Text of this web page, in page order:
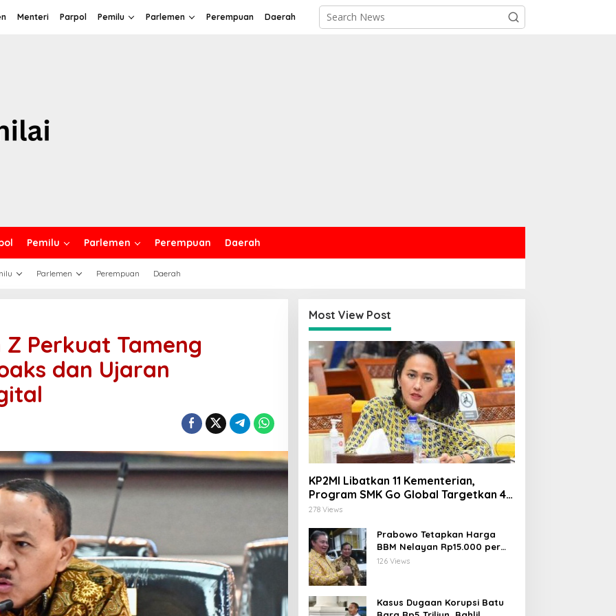
Menteri Parpol Pemilu Parlemen Perempuan Daerah
Pemilu Parlemen Perempuan Daerah
Parlemen Perempuan Daerah
Z Perkuat Tameng
dan Ujaran
Most View Post
KP2MI Libatkan 11 Kementerian,
Program SMK Go Global Targetkan 40
Ribu Peserta Tahun Ini
278 Views
Prabowo Tetapkan Harga
BBM Nelayan Rp15.000 per
Liter, Berlaku untuk Kapal 30-
126 Views
Kasus Dugaan Korupsi Batu